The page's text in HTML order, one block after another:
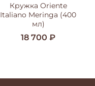
Кружка Oriente
Italiano Meringa (400
мл)
18 700 ₽